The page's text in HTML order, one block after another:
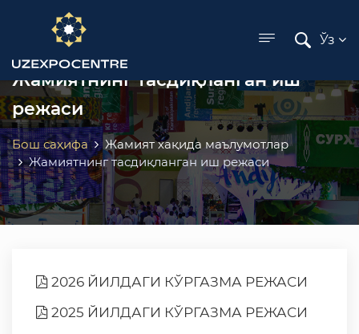
menu
Ўз
Жамиятнинг тасдиқланган иш
режаси
Бош саҳифа
Жамият хақида маълумотлар
Жамиятнинг тасдиқланган иш режаси
2026 ЙИЛДАГИ КЎРГАЗМА РЕЖАСИ
2025 ЙИЛДАГИ КЎРГАЗМА РЕЖАСИ